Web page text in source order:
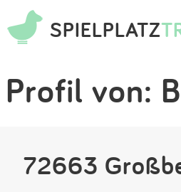
SPIELPLATZ
Profil von:
72663